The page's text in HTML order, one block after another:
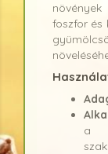
foszfor és
a